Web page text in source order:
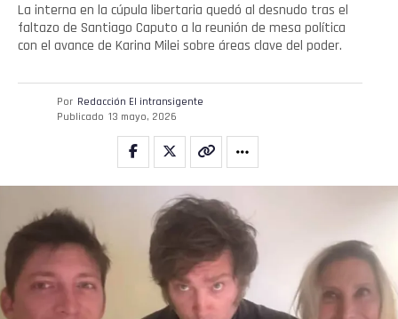
La interna en la cúpula libertaria quedó al desnudo tras el
faltazo de Santiago Caputo a la reunión de mesa política
con el avance de Karina Milei sobre áreas clave del poder.
Por Redacción El intransigente
Publicado 13 mayo, 2026